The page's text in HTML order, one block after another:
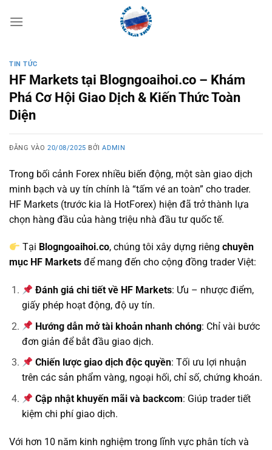
qua
TIN TỨC
HF Markets tại Blogngoaihoi.co – Khám
Phá Cơ Hội Giao Dịch & Kiến Thức Toàn
Diện
ĐĂNG VÀO20/08/2025 BỞIADMIN
Trong bối cảnh Forex nhiều biến động, một sàn giao dịch
minh bạch và uy tín chính là “tấm vé an toàn” cho trader.
HF Markets (trước kia là HotForex) hiện đã trở thành lựa
chọn hàng đầu của hàng triệu nhà đầu tư quốc tế.
Tại Blogngoaihoi.co, chúng tôi xây dựng riêngchuyên
mục HF Markets để mang đến cho cộng đồng trader Việt:
Đánh giá chi tiết về HF Markets: Ưu – nhược điểm,
giấy phép hoạt động, độ uy tín.
Hướng dẫn mở tài khoản nhanh chóng: Chỉ vài bước
đơn giản để bắt đầu giao dịch.
Chiến lược giao dịch độc quyền: Tối ưu lợi nhuận
trên các sản phẩm vàng, ngoại hối, chỉ số, chứng khoán.
Cập nhật khuyến mãi và backcom: Giúp trader tiết
kiệm chi phí giao dịch.
Với hơn 10 năm kinh nghiệm trong lĩnh vực phân tích và